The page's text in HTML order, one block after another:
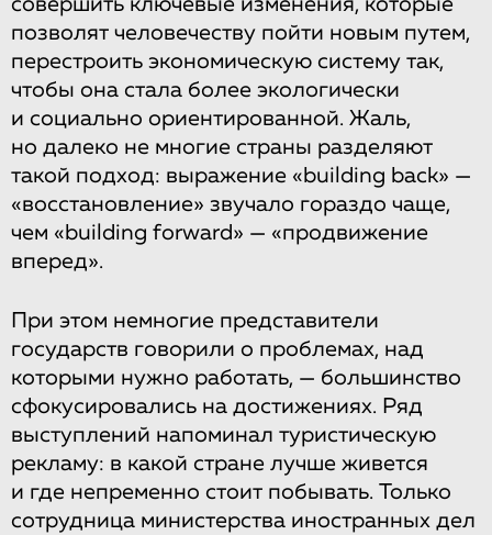
совершить ключевые изменения, которые
позволят человечеству пойти новым путем,
перестроить экономическую систему так,
чтобы она стала более экологически
и социально ориентированной. Жаль,
но далеко не многие страны разделяют
такой подход: выражение «building back» —
«восстановление» звучало гораздо чаще,
чем «building forward» — «продвижение
вперед».
При этом немногие представители
государств говорили о проблемах, над
которыми нужно работать, — большинство
сфокусировались на достижениях. Ряд
выступлений напоминал туристическую
рекламу: в какой стране лучше живется
и где непременно стоит побывать. Только
сотрудница министерства иностранных дел